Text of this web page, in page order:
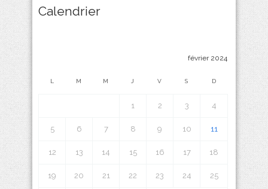
Calendrier
février 2024
L M M J V S D
1 2 3 4
5 6 7 8 9 10 11
12 13 14 15 16 17 18
19 20 21 22 23 24 25